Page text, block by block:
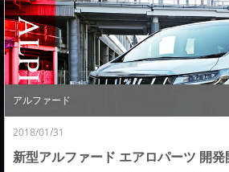
アルファード
2018/01/31
新型アルファード エアロパーツ 開発